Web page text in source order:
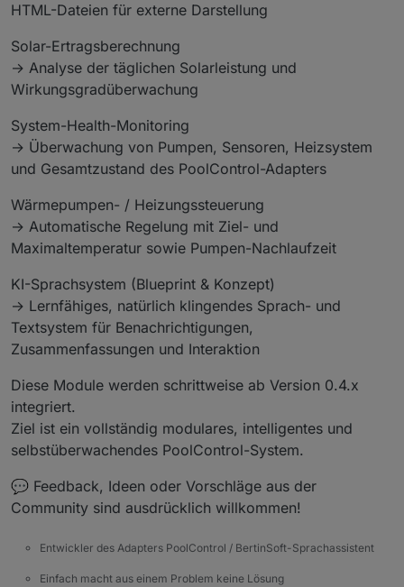
HTML-Dateien für externe Darstellung
Solar-Ertragsberechnung
→ Analyse der täglichen Solarleistung und
Wirkungsgradüberwachung
System-Health-Monitoring
→ Überwachung von Pumpen, Sensoren, Heizsystem
und Gesamtzustand des PoolControl-Adapters
Wärmepumpen- / Heizungssteuerung
→ Automatische Regelung mit Ziel- und
Maximaltemperatur sowie Pumpen-Nachlaufzeit
KI-Sprachsystem (Blueprint & Konzept)
→ Lernfähiges, natürlich klingendes Sprach- und
Textsystem für Benachrichtigungen,
Zusammenfassungen und Interaktion
Diese Module werden schrittweise ab Version 0.4.x
integriert.
Ziel ist ein vollständig modulares, intelligentes und
selbstüberwachendes PoolControl-System.
💬 Feedback, Ideen oder Vorschläge aus der
Community sind ausdrücklich willkommen!
Entwickler des Adapters PoolControl / BertinSoft-Sprachassistent
Einfach macht aus einem Problem keine Lösung